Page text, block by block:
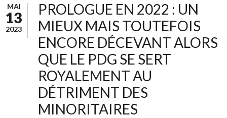
MAI
13
2023
PROLOGUE EN 2022 : UN
MIEUX MAIS TOUTEFOIS
ENCORE DÉCEVANT ALORS
QUE LE PDG SE SERT
ROYALEMENT AU
DÉTRIMENT DES
MINORITAIRES